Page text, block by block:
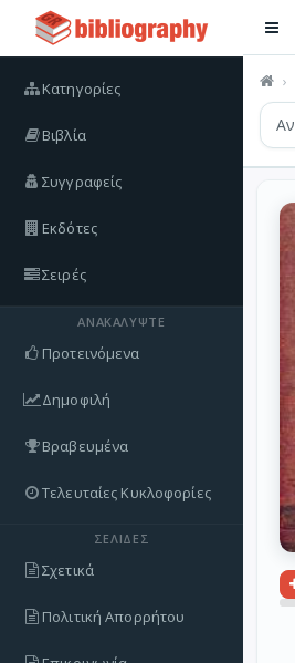
Κατηγορίες
Βιβλία
Συγγραφείς
Εκδότες
Σειρές
ΑΝΑΚΑΛΎΨΤΕ
Προτεινόμενα
Δημοφιλή
Βραβευμένα
Τελευταίες Κυκλοφορίες
ΣΕΛΊΔΕΣ
Σχετικά
Πολιτική Απορρήτου